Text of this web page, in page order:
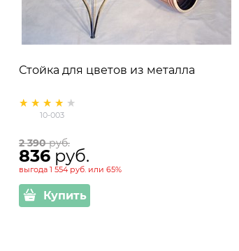
Стойка для цветов из металла
10-003
2 390 руб.
836 руб.
выгода 1 554 руб. или 65%
Купить